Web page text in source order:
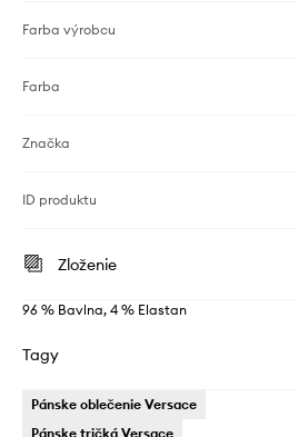
Farba výrobcu
Farba
Značka
ID produktu
Zloženie
96 % Bavlna, 4 % Elastan
Tagy
Pánske oblečenie Versace
Pánske tričká Versace